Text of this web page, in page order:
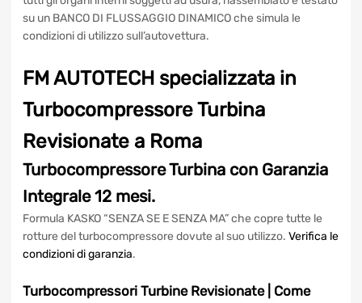
su un BANCO DI FLUSSAGGIO DINAMICO che simula le
condizioni di utilizzo sull’autovettura.
FM AUTOTECH specializzata in
Turbocompressore Turbina
Revisionate a Roma
Turbocompressore Turbina con Garanzia
Integrale 12 mesi.
Formula KASKO “SENZA SE E SENZA MA” che copre tutte le
rotture del turbocompressore dovute al suo utilizzo. Verifica le
condizioni di garanzia.
Turbocompressori Turbine Revisionate | Come